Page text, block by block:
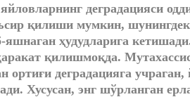
деградацияси
қилиши мумкин,
яшнаган ҳудудларига
қилишмоқда.
ортиғи деградацияга
Хусусан, энг шўрланган